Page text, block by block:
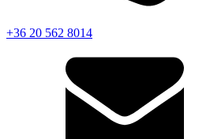
+36 20 562 8014